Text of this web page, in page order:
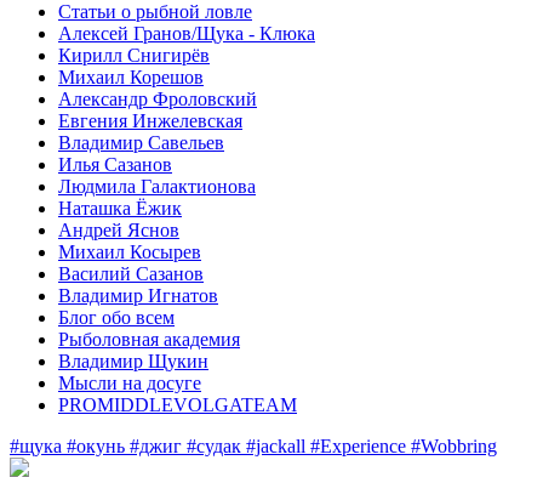
Статьи о рыбной ловле
Алексей Гранов/Щука - Клюка
Кирилл Снигирёв
Михаил Корешов
Александр Фроловский
Евгения Инжелевская
Владимир Савельев
Илья Сазанов
Людмила Галактионова
Наташка Ёжик
Андрей Яснов
Михаил Косырев
Василий Сазанов
Владимир Игнатов
Блог обо всем
Рыболовная академия
Владимир Щукин
Мысли на досуге
PROMIDDLEVOLGATEAM
#щука #окунь #джиг #судак #jackall #Experience #Wobbring